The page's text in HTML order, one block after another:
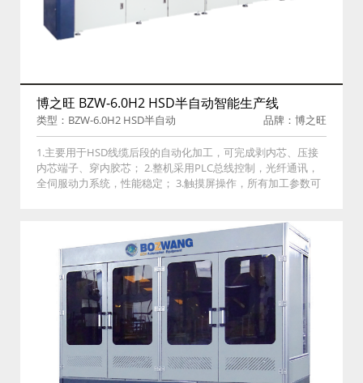
博之旺 BZW-6.0H2 HSD半自动智能生产线
类型：BZW-6.0H2 HSD半自动
智能生产线
品牌：博之旺
1.主要用于HSD线缆后段的自动化加工，可完成剥内芯、压接
内芯端子、穿内胶芯； 2.整机采用PLC总线控制，光纤通讯，
全伺服动力系统，性能稳定； 3.触摸屏操作，所有加工参数可
精度伺服电机及OES压力管理系统，压接精度高稳定性强，压
接过程实时监控； 6.采用振动盘送料机构，4芯端子穿入自动检
测，CCD外观检测及自动NG筛选。